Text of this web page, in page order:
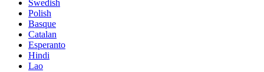
Swedish
Polish
Basque
Catalan
Esperanto
Hindi
Lao